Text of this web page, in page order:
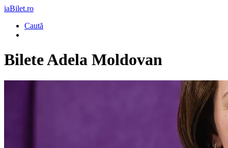
iaBilet.ro
Caută
BileteAdela Moldovan